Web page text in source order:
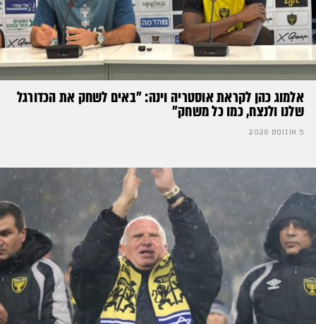
אלמוג כהן לקראת אוסטריה וינה: ״באים לשחק את הכדורגל
שלנו ולנצח, כמו כל משחק״
5 אוגוסט 2026